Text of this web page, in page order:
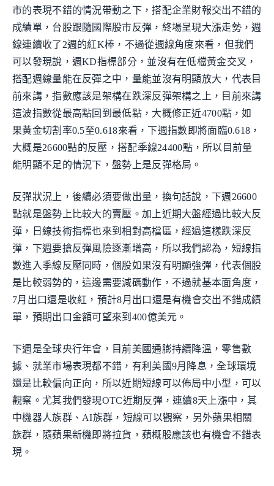
市的表現不錯的情況帶動之下，搭配企業財報交出不錯的
成績單，台股跟隨國際股市反彈，終場呈現大漲走勢，週
線連續收了2週的紅K棒，不過從週線角度來看，但我們
可以發現說，週KD指標部分，並沒有在低檔黃金交叉，
搭配週線量能在反彈之中，量能並沒有明顯放大，代表目
前來講，指數應該是架構在跌深反彈架構之上，目前來講
這波指數從最高點回到最低點，大概修正近4700點，如
果黃金切割率0.5至0.618來看，下週指數即將面臨0.618，
大概是26600點的反壓，搭配季線24400點，所以目前量
能明顯不足的情況下，盤勢上是反彈格局。
反彈狀況上，後續必須要做出量，換句話說，下週26600
點就是盤勢上比較大的賣壓。加上近期大盤經過比較大反
彈，日線技術指標也來到相對高檔區，經過這樣跌深反
彈，下週要搶反彈風險逐漸增高，所以我們認為，短線指
數進入季線反壓同時，個股如果沒有明顯強彈，代表個股
是比較弱勢的，這邊需要減碼動作，不過就基本面角度，
7月出口還是收紅，預計8月出口還是有機會交出不錯成績
單，預期出口金額可望來到400億美元。
下週是全球央行年會，目前美國通膨持續降溫，零售數
據、就業市場表現都不錯，有利美國9月降息，全球環境
還是比較偏向正向，所以近期短線可以佈局中小型，可以
觀察。尤其我們發現OTC近期反彈，連續8天上漲中，其
中機器人族群、AI族群，短線可以觀察，另外蘋果相關
族群，隨蘋果新機即將拉貨，蘋概股應該也有機會不錯表
現。